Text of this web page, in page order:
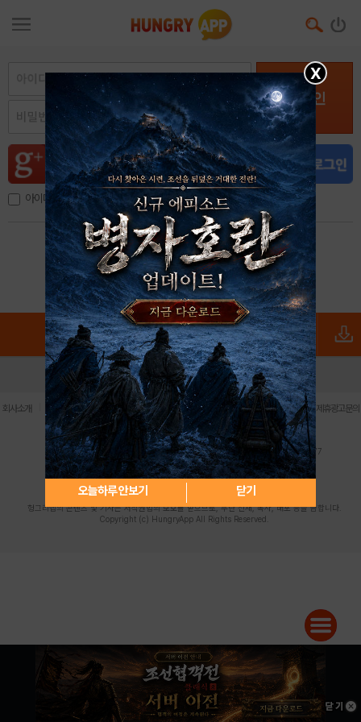
로그인
아이디, 이메일 저장
아이디 / 비밀번호 찾기 회원가입
X
오늘하루 안보기 닫기
로그인 PC버전 전체앱
회사소개 이용약관 | 개인정보 처리방침 | 청소년 보호정책 | 불법촬영물 신고센터 | 제휴광고문의
사업자등록번호:119-86-61101 (주)스마트나우 대표이사:송현두
주소: 서울시 금천구 가산디지털1로 171 연락처:063-284-8635 팩스:02-6265-0377
청소년보호책임자:김동욱desk@hungryapp.co.kr
등록번호:서울아02322 | 등록일자:2016년4월25일
발행인:(주)스마트나우 송현두 | 편집인:김동욱
헝그리앱의 콘텐츠 및 기사는 저작권법의 보호를 받으므로, 무단 전재, 복사, 배포 등을 금합니다.
Copyright (c) HungryApp All Rights Reserved.